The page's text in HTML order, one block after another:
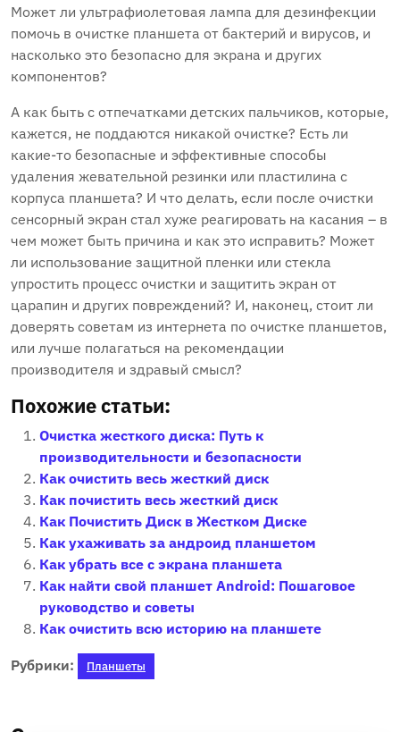
Может ли ультрафиолетовая лампа для дезинфекции
помочь в очистке планшета от бактерий и вирусов, и
насколько это безопасно для экрана и других
компонентов?
А как быть с отпечатками детских пальчиков, которые,
кажется, не поддаются никакой очистке? Есть ли
какие-то безопасные и эффективные способы
удаления жевательной резинки или пластилина с
корпуса планшета? И что делать, если после очистки
сенсорный экран стал хуже реагировать на касания – в
чем может быть причина и как это исправить? Может
ли использование защитной пленки или стекла
упростить процесс очистки и защитить экран от
царапин и других повреждений? И, наконец, стоит ли
доверять советам из интернета по очистке планшетов,
или лучше полагаться на рекомендации
производителя и здравый смысл?
Похожие статьи:
Очистка жесткого диска: Путь к
производительности и безопасности
Как очистить весь жесткий диск
Как почистить весь жесткий диск
Как Почистить Диск в Жестком Диске
Как ухаживать за андроид планшетом
Как убрать все с экрана планшета
Как найти свой планшет Android: Пошаговое
руководство и советы
Как очистить всю историю на планшете
Рубрики: Планшеты